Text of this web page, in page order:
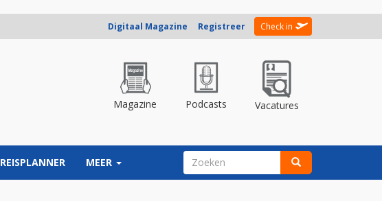
Digitaal Magazine Registreer Check in
Magazine Podcasts Vacatures
REISPLANNER MEER ZOEKVELD